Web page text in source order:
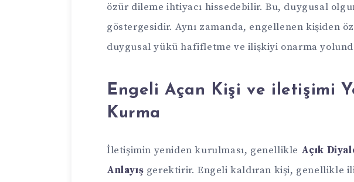
özür dileme ihtiyacı hissedebilir. Bu, duygusal
göstergesidir. Aynı zamanda, engellenen kişiden
duygusal yükü hafifletme ve ilişkiyi onarma
Engeli Açan Kişi ve iletişimi
Kurma
İletişimin yeniden kurulması, genellikle Açık
Anlayış gerektirir. Engeli kaldıran kişi, genellikle